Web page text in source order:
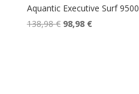
Aquantic Executive Surf 9500
138,98€ O
98,98 €O